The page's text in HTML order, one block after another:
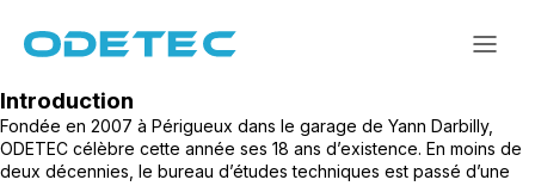
contenu
Introduction
Fondée en 2007 à Périgueux dans le garage de Yann Darbilly,
ODETEC célèbre cette année ses 18 ans d’existence. En moins de
deux décennies, le bureau d’études techniques est passé d’une